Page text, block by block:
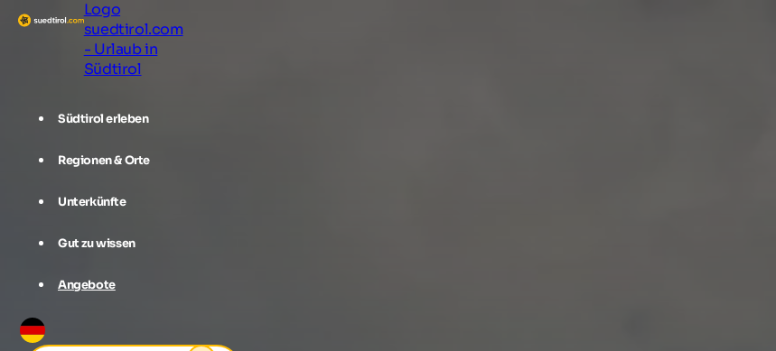
Logo
suedtirol.com
- Urlaub in
Südtirol
Südtirol erleben
Regionen & Orte
Unterkünfte
Gut zu wissen
Angebote